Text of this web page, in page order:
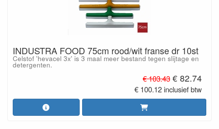
INDUSTRA FOOD 75cm rood/wit franse dr 10st
Celstof 'hevacel 3x' is 3 maal meer bestand tegen slijtage en
detergenten.
€ 103.43 € 82.74
€ 100.12 inclusief btw